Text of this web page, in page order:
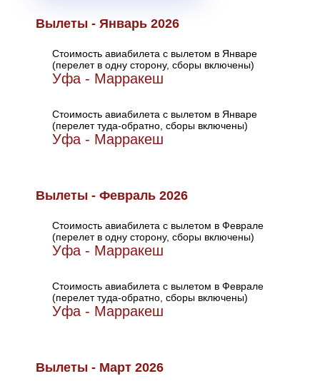
Вылеты - Январь 2026
Стоимость авиабилета с вылетом в Январе
(перелет в одну сторону, сборы включены)
Уфа - Марракеш
Стоимость авиабилета с вылетом в Январе
(перелет туда-обратно, сборы включены)
Уфа - Марракеш
Вылеты - Февраль 2026
Стоимость авиабилета с вылетом в Феврале
(перелет в одну сторону, сборы включены)
Уфа - Марракеш
Стоимость авиабилета с вылетом в Феврале
(перелет туда-обратно, сборы включены)
Уфа - Марракеш
Вылеты - Март 2026